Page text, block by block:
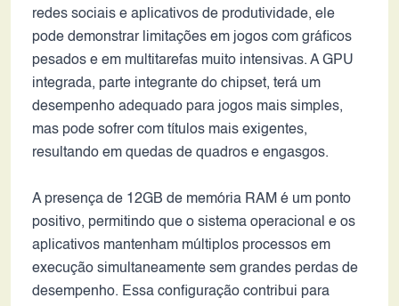
redes sociais e aplicativos de produtividade, ele
pode demonstrar limitações em jogos com gráficos
pesados e em multitarefas muito intensivas. A GPU
integrada, parte integrante do chipset, terá um
desempenho adequado para jogos mais simples,
mas pode sofrer com títulos mais exigentes,
resultando em quedas de quadros e engasgos.
A presença de 12GB de memória RAM é um ponto
positivo, permitindo que o sistema operacional e os
aplicativos mantenham múltiplos processos em
execução simultaneamente sem grandes perdas de
desempenho. Essa configuração contribui para